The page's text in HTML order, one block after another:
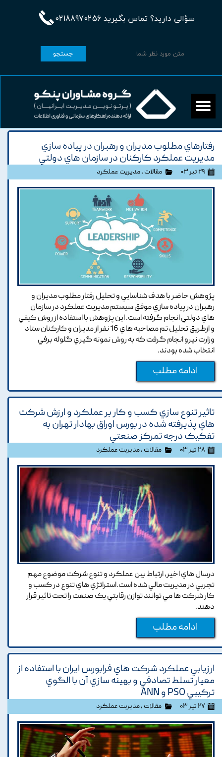
سؤالی دارید؟ تماس بگیرید 02188970256
جستجو
رفتارهاي مطلوب مديران و رهبران در پياده سازي
مديريت عملکرد کارکنان در سازمان هاي دولتي
۲۹ تیر ۰۳ مقالات ،مدیریت عملکرد
پژوهش حاضر با هدف شناسايي و تحليل رفتار مطلوب مديران و
رهبران در پياده سازي موفق سيستم مديريت عملکرد در سازمان
هاي دولتي انجام گرفته است. اين پژوهش با استفاده از روش کيفي
و ازطريق تحليل تم مصاحبه هاي 16 نفر از مديران و کارکنان ستاد
وزارت نيرو انجام گرفت که به روش نمونه گيري گلوله برفي
انتخاب شده بودند.
ادامه مطلب
تاثير تنوع سازي کسب و کار بر عملکرد و ارزش شرکت
هاي پذيرفته شده در بورس اوراق بهادار تهران به
تفکيک درجه تمرکز صنعتي
۲۸ تیر ۰۳ مقالات ،مدیریت عملکرد
درسال هاي اخير, ارتباط بين عملکرد و تنوع شرکت موضوع مهم
تجربي در مديريت مالي شده است.استراتژي هاي تنوع در کسب و
کار شرکت ها مي توانند توازن رقابتي يک صنعت را تحت تاثير قرار
دهند.
ادامه مطلب
ارزيابي عملکرد شرکت هاي فرابورس ايران با استفاده از
معيار تسلط تصادفي و بهينه سازي آن با الگوي
ترکيبي PSO و ANN
۲۷ تیر ۰۳ مقالات ،مدیریت عملکرد